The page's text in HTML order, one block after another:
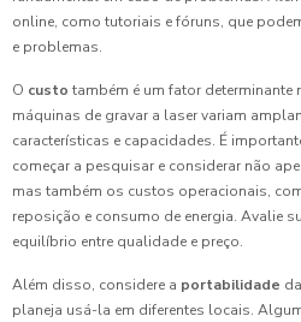
online, como tutoriais e fóruns, que
e problemas.
O custo também é um fator determinante
máquinas de gravar a laser variam
características e capacidades. É
começar a pesquisar e considerar não
mas também os custos operacionais,
reposição e consumo de energia. Avalie
equilíbrio entre qualidade e preço.
Além disso, considere a portabilidade
planeja usá-la em diferentes locais.